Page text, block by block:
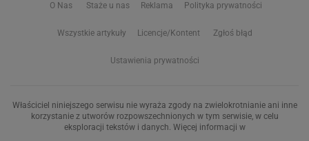
O Nas Staże u nas Reklama Polityka prywatności
Wszystkie artykuły Licencje/Kontent Zgłoś błąd
Ustawienia prywatności
Właściciel niniejszego serwisu nie wyraża zgody na zwielokrotnianie ani inne
korzystanie z utworów rozpowszechnionych w tym serwisie, w celu
eksploracji tekstów i danych. Więcej informacji w